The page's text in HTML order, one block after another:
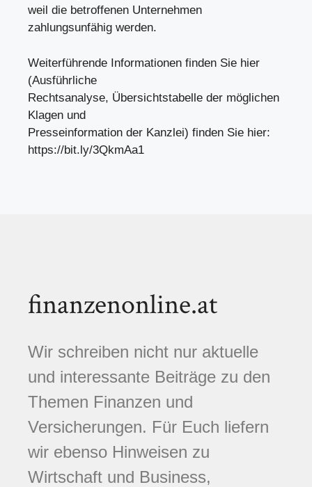
weil die betroffenen Unternehmen
zahlungsunfähig werden.
Weiterführende Informationen finden Sie hier
(Ausführliche
Rechtsanalyse, Übersichtstabelle der möglichen
Klagen und
Presseinformation der Kanzlei) finden Sie hier:
https://bit.ly/3QkmAa1
finanzenonline.at
Wir schreiben nicht nur aktuelle
und interessante Beiträge zu den
Themen Finanzen und
Versicherungen. Für Euch liefern
wir ebenso Hinweisen zu
Wirtschaft und Business,